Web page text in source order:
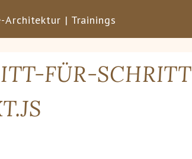
| Trainings
FÜR-SCHRITT